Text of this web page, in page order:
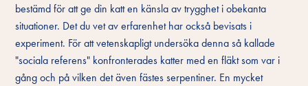
bestämd för att ge din katt en känsla av trygghet i obekanta
situationer. Det du vet av erfarenhet har också bevisats i
experiment. För att vetenskapligt undersöka denna så kallade
"sociala referens" konfronterades katter med en fläkt som var i
gång och på vilken det även fästes serpentiner. En mycket